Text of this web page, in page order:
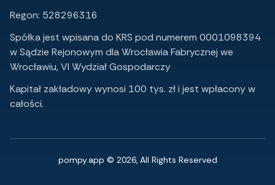
Regon: 528296316
Spółka jest wpisana do KRS pod numerem 0001098394
w Sądzie Rejonowym dla Wrocławia Fabrycznej we
Wrocławiu, VI Wydział Gospodarczy
Kapitał zakładowy wynosi 100 tys. zł i jest wpłacony w
całości.
pompy.app © 2026, All Rights Reserved